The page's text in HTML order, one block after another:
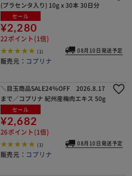
(プラセンタ入り) 10g x 30本 30日分
セール
¥2,280
22ポイント(1倍)
(1) 08月10日発送予定
販売元： コプリナ
＼目玉商品SALE24％OFF 2026.8.17
まで／コプリナ 紀州産梅肉エキス 50g
セール
¥2,682
26ポイント(1倍)
(1) 08月10日発送予定
販売元： コプリナ